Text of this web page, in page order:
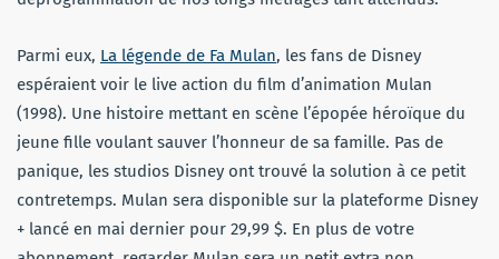
Parmi eux, La légende de Fa Mulan, les fans de Disney
espéraient voir le live action du film d’animation Mulan
(1998). Une histoire mettant en scène l’épopée héroïque du
jeune fille voulant sauver l’honneur de sa famille. Pas de
panique, les studios Disney ont trouvé la solution à ce petit
contretemps. Mulan sera disponible sur la plateforme Disney
+ lancé en mai dernier pour 29,99 $. En plus de votre